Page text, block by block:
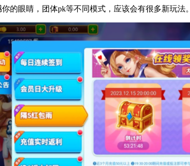
眼睛，团体pk等不同模式，应该会有很多新玩法。